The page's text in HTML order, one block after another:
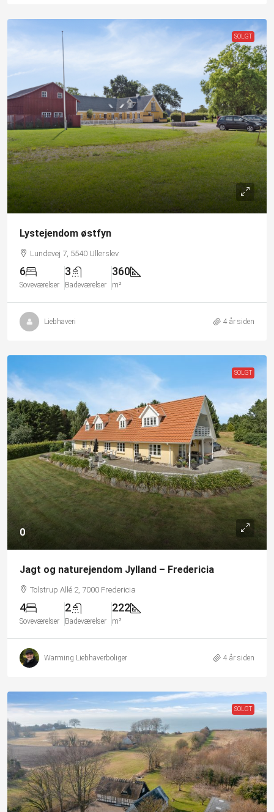
SOLGT
Lystejendom østfyn
Lundevej 7, 5540 Ullerslev
6
Soveværelser
3
Badeværelser
360
m²
Liebhaveri 4 år siden
SOLGT
0
Jagt og naturejendom Jylland – Fredericia
Tolstrup Allé 2, 7000 Fredericia
4
Soveværelser
2
Badeværelser
222
m²
Warming Liebhaverboliger 4 år siden
SOLGT